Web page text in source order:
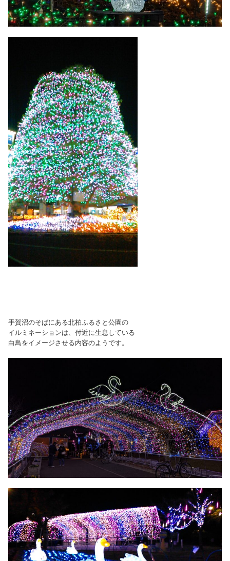
手賀沼のそばにある北柏ふるさと公園の
イルミネーションは、付近に生息している
白鳥をイメージさせる内容のようです。